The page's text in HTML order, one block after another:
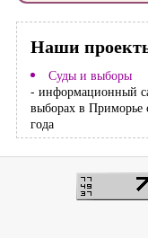
Наши
Суды и выборы
- информационный
выборах в Приморье
года